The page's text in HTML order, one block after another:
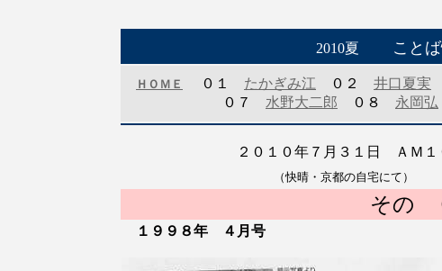
2010夏 こと
ＨＯＭＥ ０１ たかぎみ江 ０２ 井口夏実
０７ 水野大二郎 ０８ 永岡弘
２０１０年７月３１日 ＡＭ
（快晴・京都の自宅にて）
その
１９９８年 ４月号